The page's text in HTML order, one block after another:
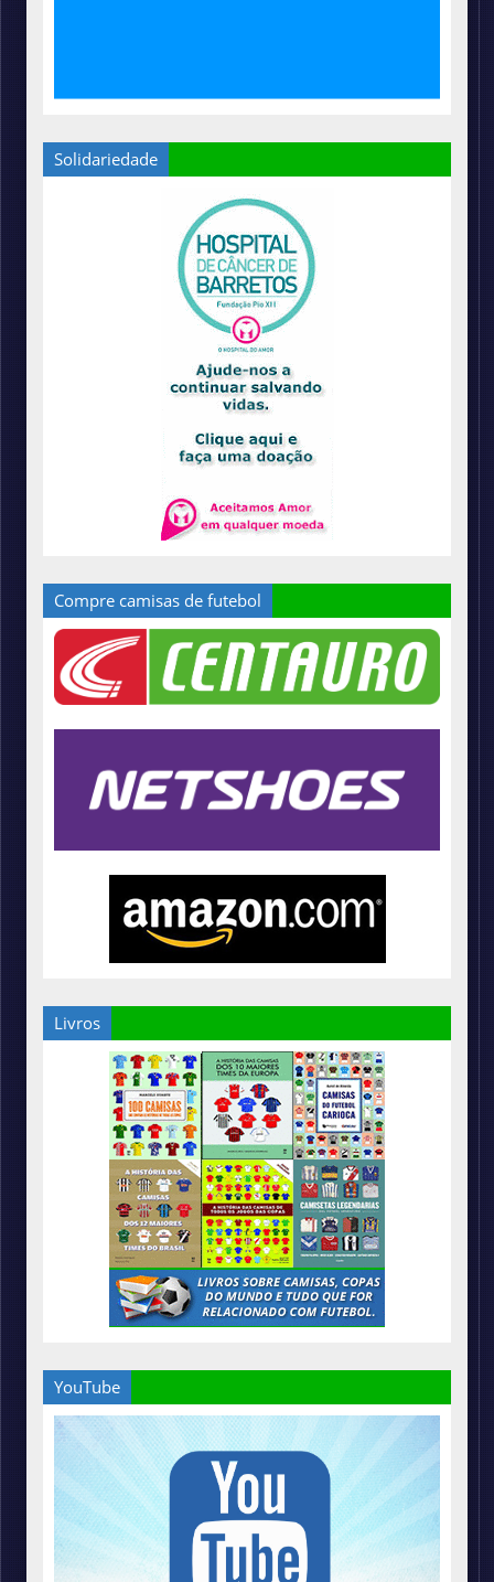
Solidariedade
Compre camisas de futebol
Livros
YouTube